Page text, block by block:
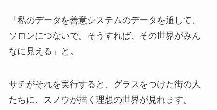
「私のデータを善意システムのデータを通して、
ソロンにつないで。そうすれば、その世界がみん
なに見える」と。
サチがそれを実行すると、グラスをつけた街の人
たちに、スノウが描く理想の世界が見れます。